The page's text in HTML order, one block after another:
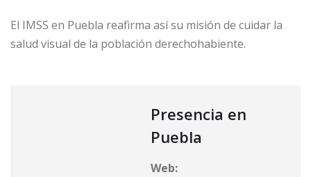
El IMSS en Puebla reafirma así su misión de cuidar la
salud visual de la población derechohabiente.
Presencia en
Puebla
Web: